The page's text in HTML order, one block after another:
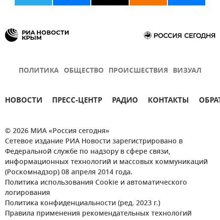
ПОЛИТИКА ОБЩЕСТВО ПРОИСШЕСТВИЯ ВИЗУАЛ
НОВОСТИ ПРЕСС-ЦЕНТР РАДИО КОНТАКТЫ
© 2026 МИА «Россия сегодня»
Сетевое издание РИА Новости зарегистрировано в
Федеральной службе по надзору в сфере связи,
информационных технологий и массовых коммуникаций
(Роскомнадзор) 08 апреля 2014 года.
Политика использования Cookie и автоматического
логирования
Политика конфиденциальности (ред. 2023 г.)
Правила применения рекомендательных технологий